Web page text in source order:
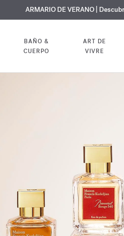
EXCLUSIVO | Descubra la nueva
GRATUITO | En todas las
ARMARIO DE VERANO |
BAÑO &
CUERPO
ART DE
VIVRE